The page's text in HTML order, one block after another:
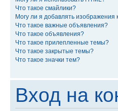
Что такое смайлики?
Могу ли я добавлять
Что такое важные объявления?
Что такое объявления?
Что такое прилепленные темы?
Что такое закрытые темы?
Что такое значки тем?
Вход на